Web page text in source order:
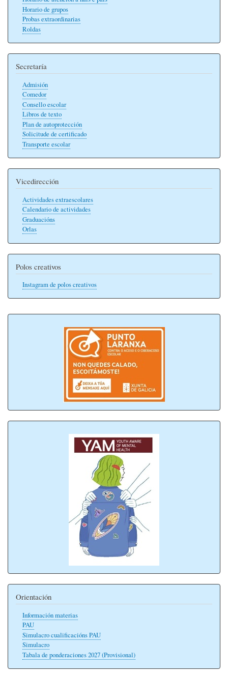
Horario de grupos
Probas extraordinarias
Roldas
Secretaría
Admisión
Comedor
Consello escolar
Libros de texto
Plan de autoprotección
Solicitude de certificado
Transporte escolar
Vicedirección
Actividades extraescolares
Calendario de actividades
Graduacións
Orlas
Polos creativos
Instagram de polos creativos
Orientación
Información materias
PAU
Simulacro cualificacións PAU
Simulacro
Tabala de ponderaciones 2027 (Provisional)